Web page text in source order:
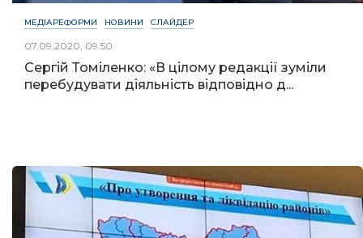
МЕДІАРЕФОРМИ НОВИНИ СЛАЙДЕР
07.09.2020, 09:50
Сергій Томіленко: «В цілому редакції зуміли
перебудувати діяльність відповідно д...